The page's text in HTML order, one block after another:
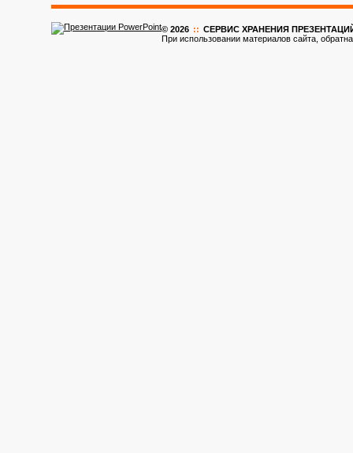
© 2026 :: CЕРВИС ХРАНЕНИЯ ПРЕЗЕНТАЦИЙ
При использовании материалов сайта,